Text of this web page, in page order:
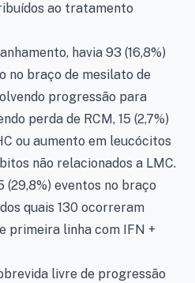
ao tratamento
havia 93 (16,8%)
no braço de mesilato de
progressão para
perda de RCM, 15 (2,7%)
ou aumento em leucócitos
não relacionados a LMC.
(29,8%) eventos no braço
quais 130 ocorreram
primeira linha com IFN +
livre de progressão